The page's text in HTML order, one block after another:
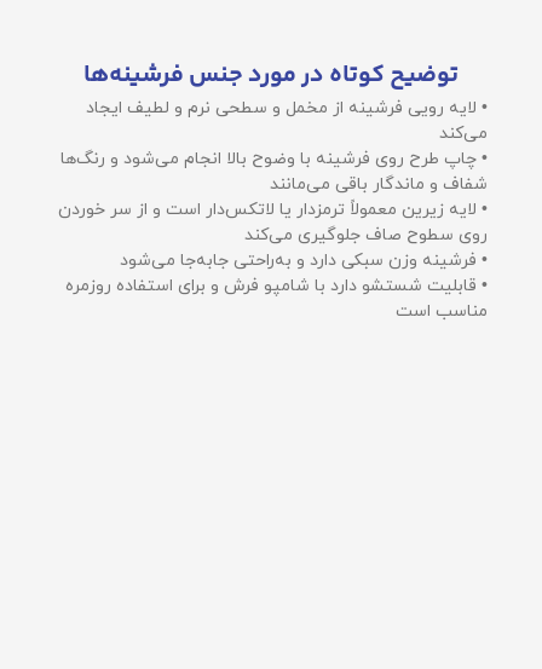
توضیح کوتاه در مورد جنس فرشینه‌ها
• لایه رویی فرشینه از مخمل و سطحی نرم و لطیف ایجاد
می‌کند
• چاپ طرح روی فرشینه با وضوح بالا انجام می‌شود و رنگ‌ها
شفاف و ماندگار باقی می‌مانند
• لایه زیرین معمولاً ترمزدار یا لاتکس‌دار است و از سر خوردن
روی سطوح صاف جلوگیری می‌کند
• فرشینه وزن سبکی دارد و به‌راحتی جابه‌جا می‌شود
• قابلیت شستشو دارد با شامپو فرش و برای استفاده روزمره
مناسب است